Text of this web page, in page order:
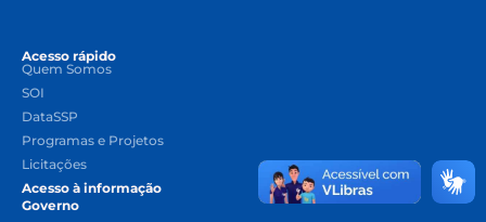
Acesso rápido
Quem Somos
SOI
DataSSP
Programas e Projetos
Licitações
Acesso à informação
Governo